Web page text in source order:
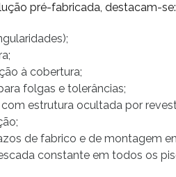
pré-fabricada, destacam-se:
à cobertura;
folgas e tolerâncias;
estrutura ocultada por
de fabrico e de montagem
constante em todos os